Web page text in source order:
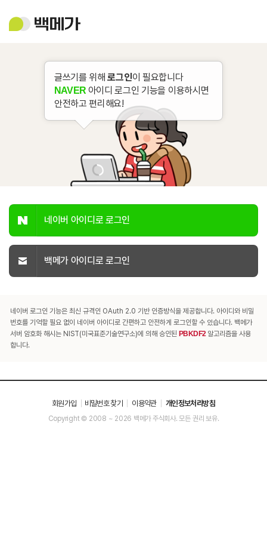
백
메
글쓰기를 위해로그인이 필요합니다
NAVER 아이디 로그인 기능을 이용하시면
안전하고 편리해요!
네이버 아이디로 로그인
백메가 아이디로 로그인
네이버 로그인 기능은 최신 규격인 OAuth 2.0 기반 인증방식을 제공합니다. 아이디와 비밀
번호를 기억할 필요 없이 네이버 아이디로 간편하고 안전하게 로그인할 수 있습니다. 백메가
서버 암호화 해시는 NIST(미국표준기술연구소)에 의해 승인된 PBKDF2알고리즘을 사용
합니다.
회원가입 비밀번호 찾기 이용약관 개인정보처리방침
Copyright © 2008 ~ 2026 백메가 주식회사. 모든 권리 보유.